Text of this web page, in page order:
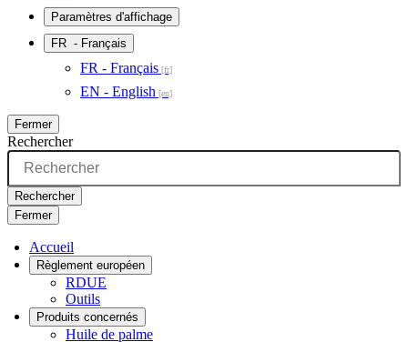
Paramètres d'affichage
FR - Français
FR - Français
EN - English
Fermer
Rechercher
Rechercher
Fermer
Accueil
Règlement européen
RDUE
Outils
Produits concernés
Huile de palme